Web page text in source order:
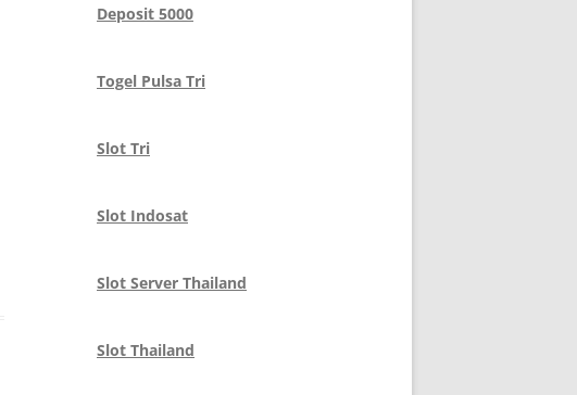
Deposit 5000
Togel Pulsa Tri
Slot Tri
Slot Indosat
Slot Server Thailand
Slot Thailand